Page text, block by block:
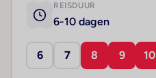
REISDUUR
6-10 dagen
6 7 8 9 10